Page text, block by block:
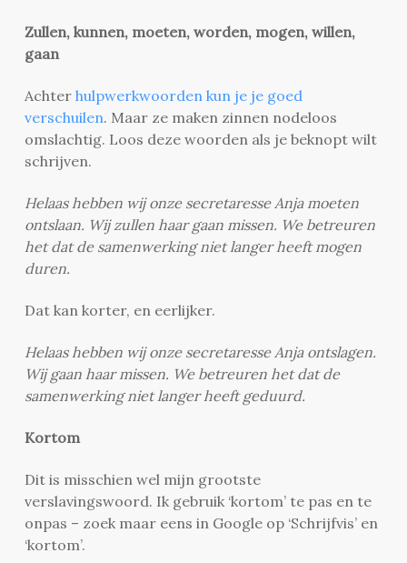
Zullen, kunnen, moeten, worden, mogen, willen,
gaan
Achter hulpwerkwoorden kun je je goed
verschuilen. Maar ze maken zinnen nodeloos
omslachtig. Loos deze woorden als je beknopt wilt
schrijven.
Helaas hebben wij onze secretaresse Anja moeten
ontslaan. Wij zullen haar gaan missen. We betreuren
het dat de samenwerking niet langer heeft mogen
duren.
Dat kan korter, en eerlijker.
Helaas hebben wij onze secretaresse Anja ontslagen.
Wij gaan haar missen. We betreuren het dat de
samenwerking niet langer heeft geduurd.
Kortom
Dit is misschien wel mijn grootste
verslavingswoord. Ik gebruik ‘kortom’ te pas en te
onpas – zoek maar eens in Google op ‘Schrijfvis’ en
‘kortom’.